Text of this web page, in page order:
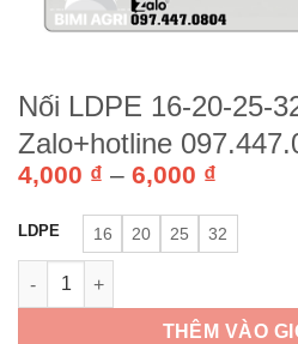
Nối LDPE 16-20-25-
Zalo+hotline
4,000 ₫ – 6,000 ₫
từ
4,000 ₫
LDPE 16 20 25
32
Nối LDPE 16-20-25-32 kèm ron
THÊM VÀO